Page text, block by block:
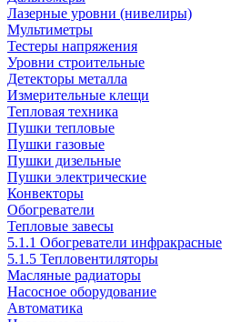
Лазерные уровни (нивелиры)
Мультиметры
Тестеры напряжения
Уровни строительные
Детекторы металла
Измерительные клещи
Тепловая техника
Пушки тепловые
Пушки газовые
Пушки дизельные
Пушки электрические
Конвекторы
Обогреватели
Тепловые завесы
5.1.1 Обогреватели инфракрасные
5.1.5 Тепловентиляторы
Масляные радиаторы
Насосное оборудование
Автоматика